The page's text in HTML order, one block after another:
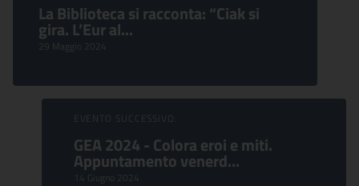
La Biblioteca si racconta: “Ciak si
gira. L’Eur al...
29 Maggio 2024
EVENTO SUCCESSIVO:
GEA 2024 - Colora eroi e miti.
Appuntamento venerd...
14 Giugno 2024